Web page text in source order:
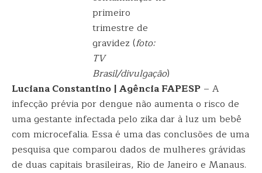
primeiro
trimestre de
gravidez (foto:
TV
Brasil/divulgação)
Luciana Constantino | Agência FAPESP – A
infecção prévia por dengue não aumenta o risco de
uma gestante infectada pelo zika dar à luz um bebê
com microcefalia. Essa é uma das conclusões de uma
pesquisa que comparou dados de mulheres grávidas
de duas capitais brasileiras, Rio de Janeiro e Manaus.